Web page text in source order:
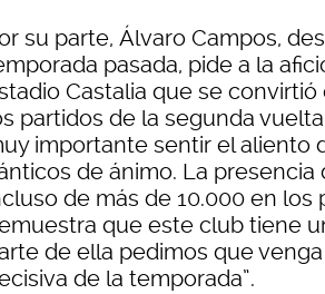
su parte, Álvaro Campos,
pasada, pide a la
Castalia que se
partidos de la segunda
importante sentir el aliento
de ánimo. La presencia
de más de 10.000 en los
que este club tiene
de ella pedimos que
de la temporada”.